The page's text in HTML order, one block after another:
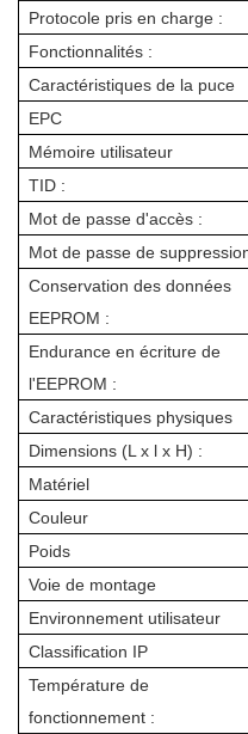
Protocole pris en charge :
Fonctionnalités :
Caractéristiques de la puce
EPC
Mémoire utilisateur
TID :
Mot de passe d'accès :
Mot de passe de
Conservation des données
EEPROM :
Endurance en écriture de
l'EEPROM :
Caractéristiques physiques
Dimensions (L x l x H) :
Matériel
Couleur
Poids
Voie de montage
Environnement utilisateur
Classification IP
Température de
fonctionnement :